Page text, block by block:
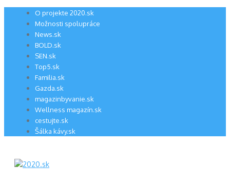
Preskočiť
O projekte 2020.sk
Možnosti spolupráce
News.sk
BOLD.sk
SEN.sk
Top5.sk
Familia.sk
Gazda.sk
magazinbyvanie.sk
Wellness magazín.sk
cestujte.sk
Šálka kávy.sk